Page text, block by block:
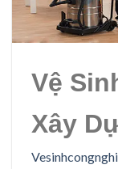
Vệ
Xây